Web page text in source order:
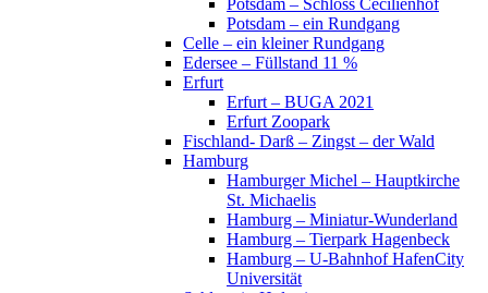
Potsdam – Schloss Cecilienhof
Potsdam – ein Rundgang
Celle – ein kleiner Rundgang
Edersee – Füllstand 11 %
Erfurt
Erfurt – BUGA 2021
Erfurt Zoopark
Fischland- Darß – Zingst – der Wald
Hamburg
Hamburger Michel – Hauptkirche
St. Michaelis
Hamburg – Miniatur-Wunderland
Hamburg – Tierpark Hagenbeck
Hamburg – U-Bahnhof HafenCity
Universität